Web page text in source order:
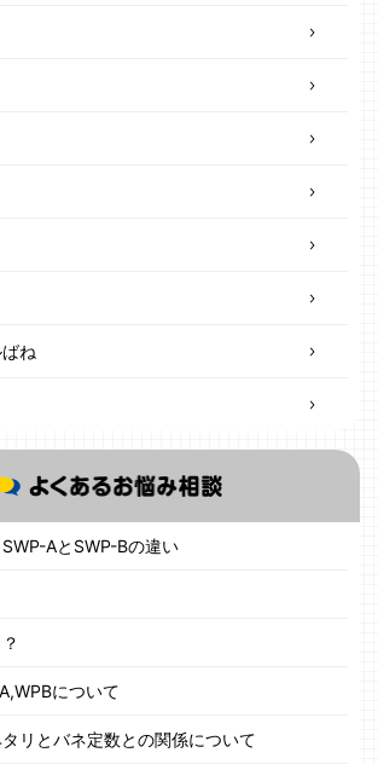
ね
AとSWP-Bの違い
について
リとバネ定数との関係について